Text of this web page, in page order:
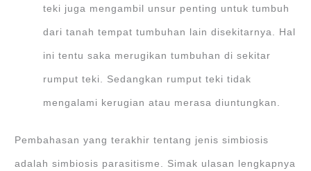
teki juga mengambil unsur penting untuk tumbuh
dari tanah tempat tumbuhan lain disekitarnya. Hal
ini tentu saka merugikan tumbuhan di sekitar
rumput teki. Sedangkan rumput teki tidak
mengalami kerugian atau merasa diuntungkan.
Pembahasan yang terakhir tentang jenis simbiosis
adalah simbiosis parasitisme. Simak ulasan lengkapnya